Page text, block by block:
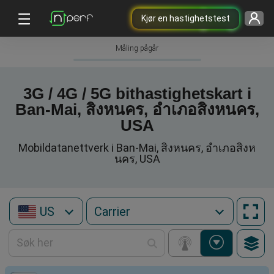
Kjør en hastighetstest
Måling pågår
3G / 4G / 5G bithastighetskart i
Ban-Mai, สิงหนคร, อำเภอสิงหนคร,
USA
Mobildatanettverk i Ban-Mai, สิงหนคร, อำเภอสิงห
นคร, USA
US